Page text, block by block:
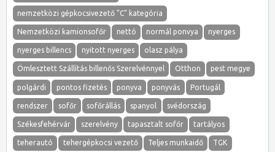
nemzetközi gépkocsivezető "C" kategória
Nemzetközi kamionsofőr nettó normál ponvya nyerges
nyerges billencs nyitott nyerges olasz pálya
Ömlesztett Szállítás billenős Szerelvénnyel Otthon pest megye
polgárdi pontos fizetés ponyva ponyvás Portugál
rendszer sofőr sofőrállás spanyol svédország
Székesfehérvár szerelvény tapasztalt sofőr tartályos
teherautó tehergépkocsi vezető Teljes munkaidő TGK